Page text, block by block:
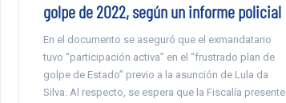
golpe de 2022, según un informe policial
En el documento se aseguró que el exmandatario
tuvo “participación activa” en el “frustrado plan de
golpe de Estado” previo a la asunción de Lula da
Silva. Al respecto, se espera que la Fiscalía presente